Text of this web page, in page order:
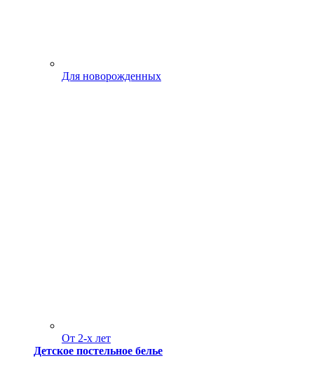
Для новорожденных
От 2-х лет
Детское постельное белье